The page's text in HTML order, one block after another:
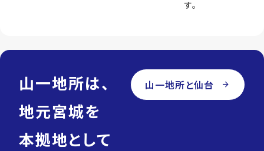
す。
山一地所は、
地元宮城を
本拠地として
山一地所と仙台 arrow_forward